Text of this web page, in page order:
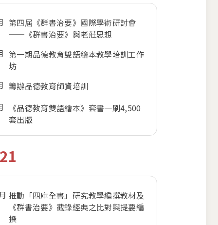
第四屆《群書治要》國際學術研討會
──《群書治要》與老莊思想
第一期品德教育雙語繪本教學培訓工作
坊
籌辦品德教育師資培訓
《品德教育雙語繪本》套書一刷4,500
套出版
推動「四庫全書」研究教學編撰教材及
《群書治要》截錄經典之比對與提要編
撰